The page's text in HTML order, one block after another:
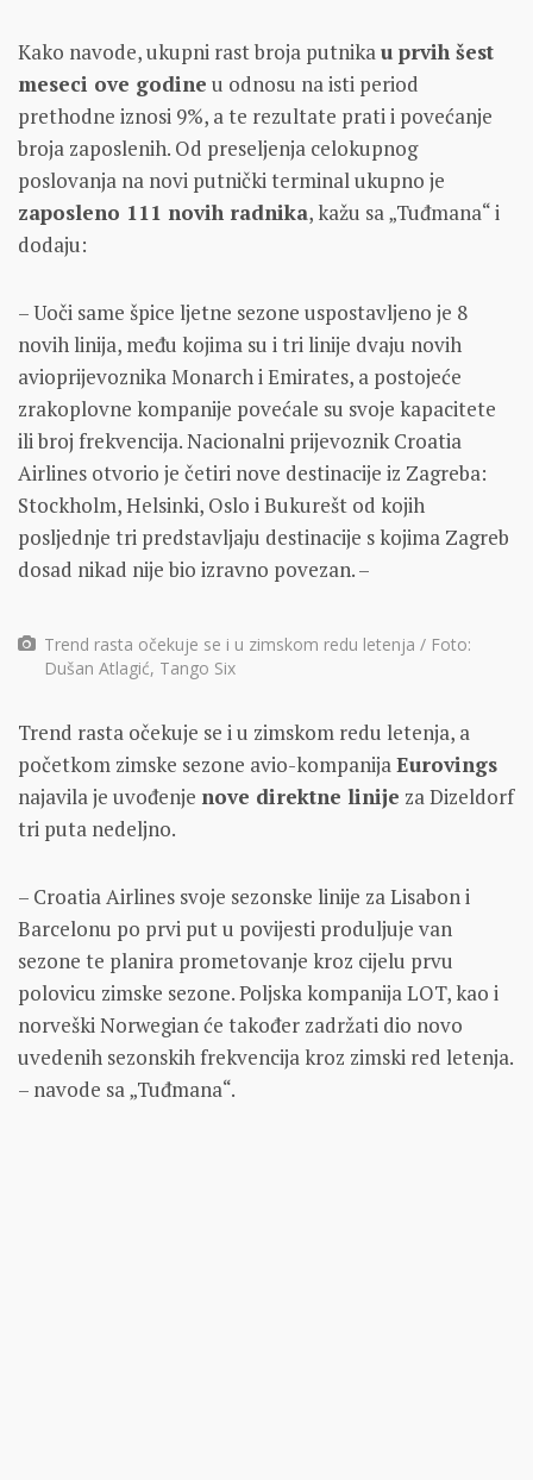
Kako navode, ukupni rast broja putnikau prvih šest
meseci ove godine u odnosu na isti period
prethodne iznosi 9%, a te rezultate prati i povećanje
broja zaposlenih. Od preseljenja celokupnog
poslovanja na novi putnički terminal ukupno je
zaposleno 111 novih radnika, kažu sa „Tuđmana“ i
dodaju:
– Uoči same špice ljetne sezone uspostavljeno je 8
novih linija, među kojima su i tri linije dvaju novih
avioprijevoznika Monarch i Emirates, a postojeće
zrakoplovne kompanije povećale su svoje kapacitete
ili broj frekvencija. Nacionalni prijevoznik Croatia
Airlines otvorio je četiri nove destinacije iz Zagreba:
Stockholm, Helsinki, Oslo i Bukurešt od kojih
posljednje tri predstavljaju destinacije s kojima Zagreb
dosad nikad nije bio izravno povezan. –
Trend rasta očekuje se i u zimskom redu letenja / Foto:
Dušan Atlagić, Tango Six
Trend rasta očekuje se i u zimskom redu letenja, a
početkom zimske sezone avio-kompanijaEurovings
najavila je uvođenje nove direktne linije za Dizeldorf
tri puta nedeljno.
– Croatia Airlines svoje sezonske linije za Lisabon i
Barcelonu po prvi put u povijesti produljuje van
sezone te planira prometovanje kroz cijelu prvu
polovicu zimske sezone. Poljska kompanija LOT, kao i
norveški Norwegian će također zadržati dio novo
uvedenih sezonskih frekvencija kroz zimski red letenja.
– navode sa „Tuđmana“.